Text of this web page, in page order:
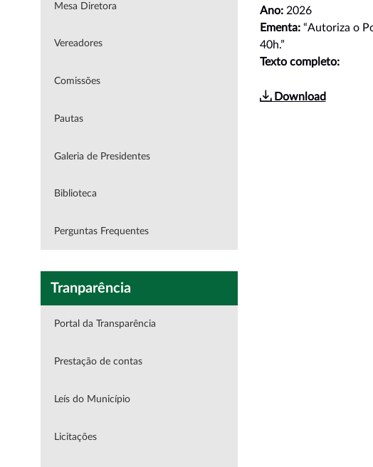
Mesa Diretora
Vereadores
Comissões
Pautas
Galeria de Presidentes
Biblioteca
Perguntas Frequentes
Tranparência
Portal da Transparência
Prestação de contas
Leís do Município
Licitações
Ano: 2026
Ementa: “Autoriza o
40h.”
Texto completo:
Download